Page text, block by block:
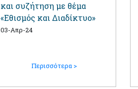
και συζήτηση με θέμα
«Εθισμός και Διαδίκτυο»
03-Απρ-24
Περισσότερα >